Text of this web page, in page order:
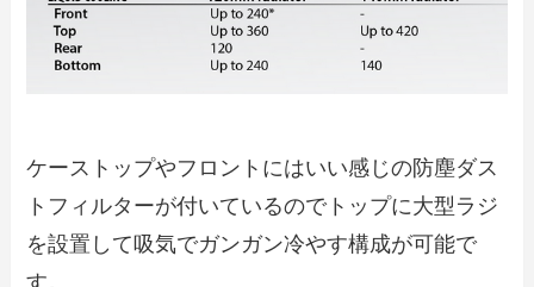
ケーストップやフロントにはいい感じの防塵ダス
トフィルターが付いているのでトップに大型ラジ
を設置して吸気でガンガン冷やす構成が可能で